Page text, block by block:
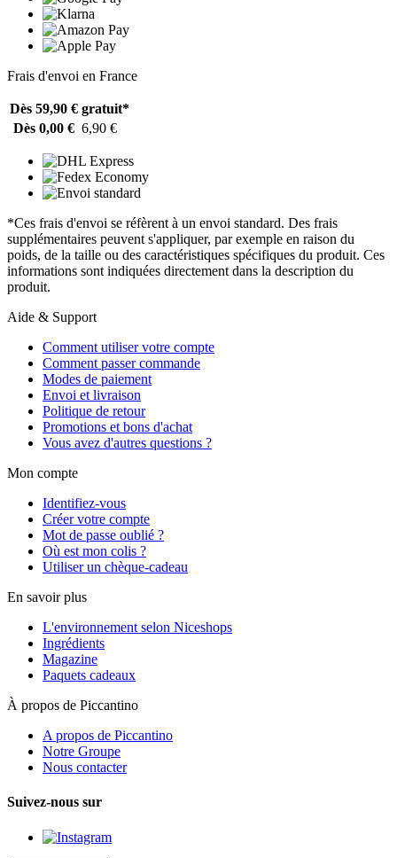
Frais d'envoi en France
Dès 59,90 € gratuit*
Dès 0,00 € 6,90 €
*Ces frais d'envoi se réfèrent à un envoi standard. Des frais
supplémentaires peuvent s'appliquer, par exemple en raison du
poids, de la taille ou des caractéristiques spécifiques du produit. Ces
informations sont indiquées directement dans la description du
produit.
Aide & Support
Comment utiliser votre compte
Comment passer commande
Modes de paiement
Envoi et livraison
Politique de retour
Promotions et bons d'achat
Vous avez d'autres questions ?
Mon compte
Identifiez-vous
Créer votre compte
Mot de passe oublié ?
Où est mon colis ?
Utiliser un chèque-cadeau
En savoir plus
L'environnement selon Niceshops
Ingrédients
Magazine
Paquets cadeaux
À propos de Piccantino
A propos de Piccantino
Notre Groupe
Nous contacter
Suivez-nous sur